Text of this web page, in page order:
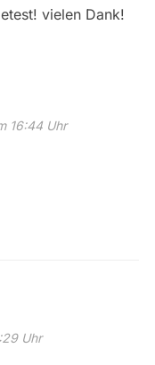
vielen Dank!
16:44 Uhr
Uhr